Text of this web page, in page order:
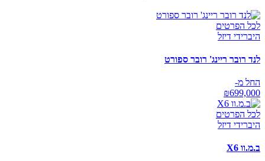
לכל הפרטים
היברידי דיזל
לנד רובר ריינג' רובר ספורט
החל מ-
₪699,000
לכל הפרטים
היברידי דיזל
ב.מ.וו X6